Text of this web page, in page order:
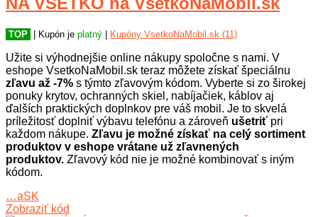
TOP | Kupón je platný Kupóny VsetkoNaMobil.sk (11)
Užite si výhodnejšie online nákupy spoločne s nami. V
eshope VsetkoNaMobil.sk teraz môžete získať špeciálnu
zľavu až -7% s týmto zľavovým kódom. Vyberte si zo širokej
ponuky krytov, ochranných skiel, nabíjačiek, káblov aj
ďalších praktických doplnkov pre váš mobil. Je to skvelá
príležitosť doplniť výbavu telefónu a zároveň ušetriť pri
každom nákupe. Zľavu je možné získať na celý sortiment
produktov v eshope vrátane už zľavnených
produktov. Zľavový kód nie je možné kombinovať s iným
kódom.
…aSK
Zobraziť kód